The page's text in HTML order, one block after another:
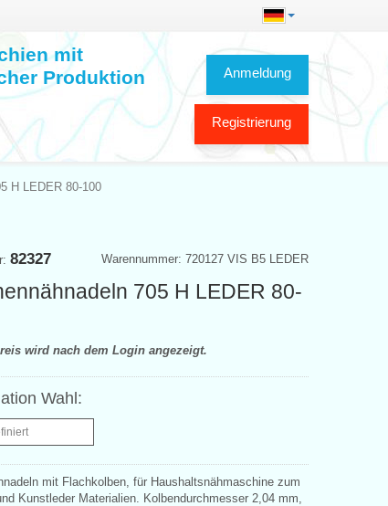
Anmeldung
Registrierung
mit
Produktion
H LEDER 80-100
Warennummer: 720127 VIS B5 LEDER
82327
705 H LEDER 80-
wird nach dem Login angezeigt.
Wahl:
mit Flachkolben, für Haushaltsnähmaschine zum
Kunstleder Materialien. Kolbendurchmesser 2,04 mm,